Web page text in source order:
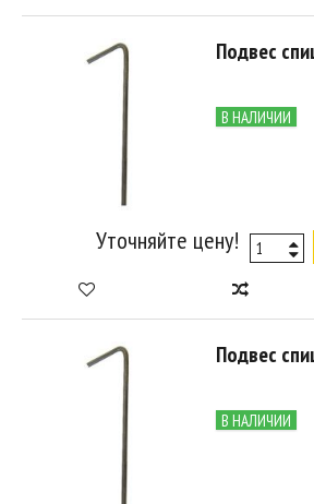
Подвес
В НАЛИЧИИ
Уточняйте цену!
Подвес
В НАЛИЧИИ